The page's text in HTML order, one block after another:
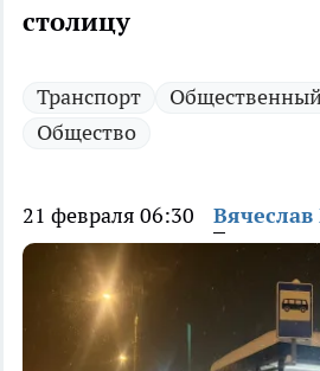
столицу
Транспорт
Общество
21 февраля 06:30